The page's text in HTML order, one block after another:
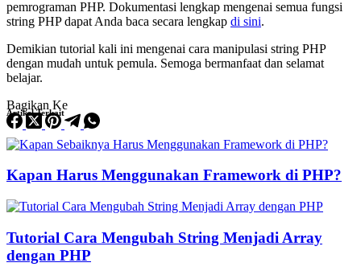
pemrograman PHP. Dokumentasi lengkap mengenai semua fungsi
string PHP dapat Anda baca secara lengkap di sini.
Demikian tutorial kali ini mengenai cara manipulasi string PHP
dengan mudah untuk pemula. Semoga bermanfaat dan selamat
belajar.
Bagikan Ke
Artikel Terkait
Kapan Harus Menggunakan Framework di PHP?
Tutorial Cara Mengubah String Menjadi Array
dengan PHP